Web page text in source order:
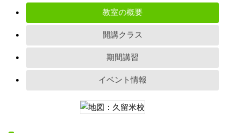
教室の概要
開講クラス
期間講習
イベント情報